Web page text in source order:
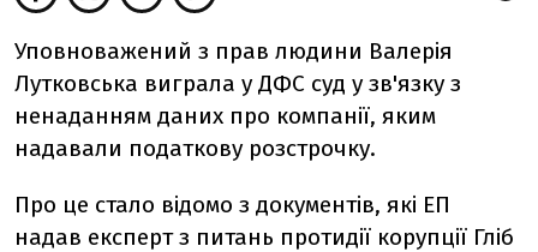
Уповноважений з прав людини Валерія
Лутковська виграла у ДФС суд у зв'язку з
ненаданням даних про компанії, яким
надавали податкову розстрочку.
Про це стало відомо з документів, які ЕП
надав експерт з питань протидії корупції Гліб